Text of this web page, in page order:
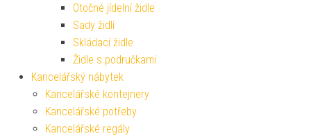
Otočné jídelní židle
Sady židlí
Skládací židle
Židle s područkami
Kancelářský nábytek
Kancelářské kontejnery
Kancelářské potřeby
Kancelářské regály